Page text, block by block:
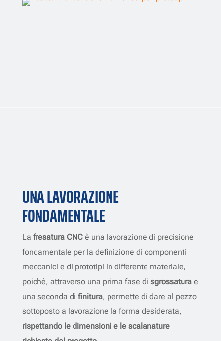
UNA LAVORAZIONE
FONDAMENTALE
La fresatura CNCè una lavorazione di precisione
fondamentale per la definizione di componenti
meccanici e di prototipi in differente materiale,
poiché, attraverso una prima fase di sgrossatura e
una seconda di finitura, permette di dare al pezzo
sottoposto a lavorazione la forma desiderata,
rispettando le dimensioni e le scalanature